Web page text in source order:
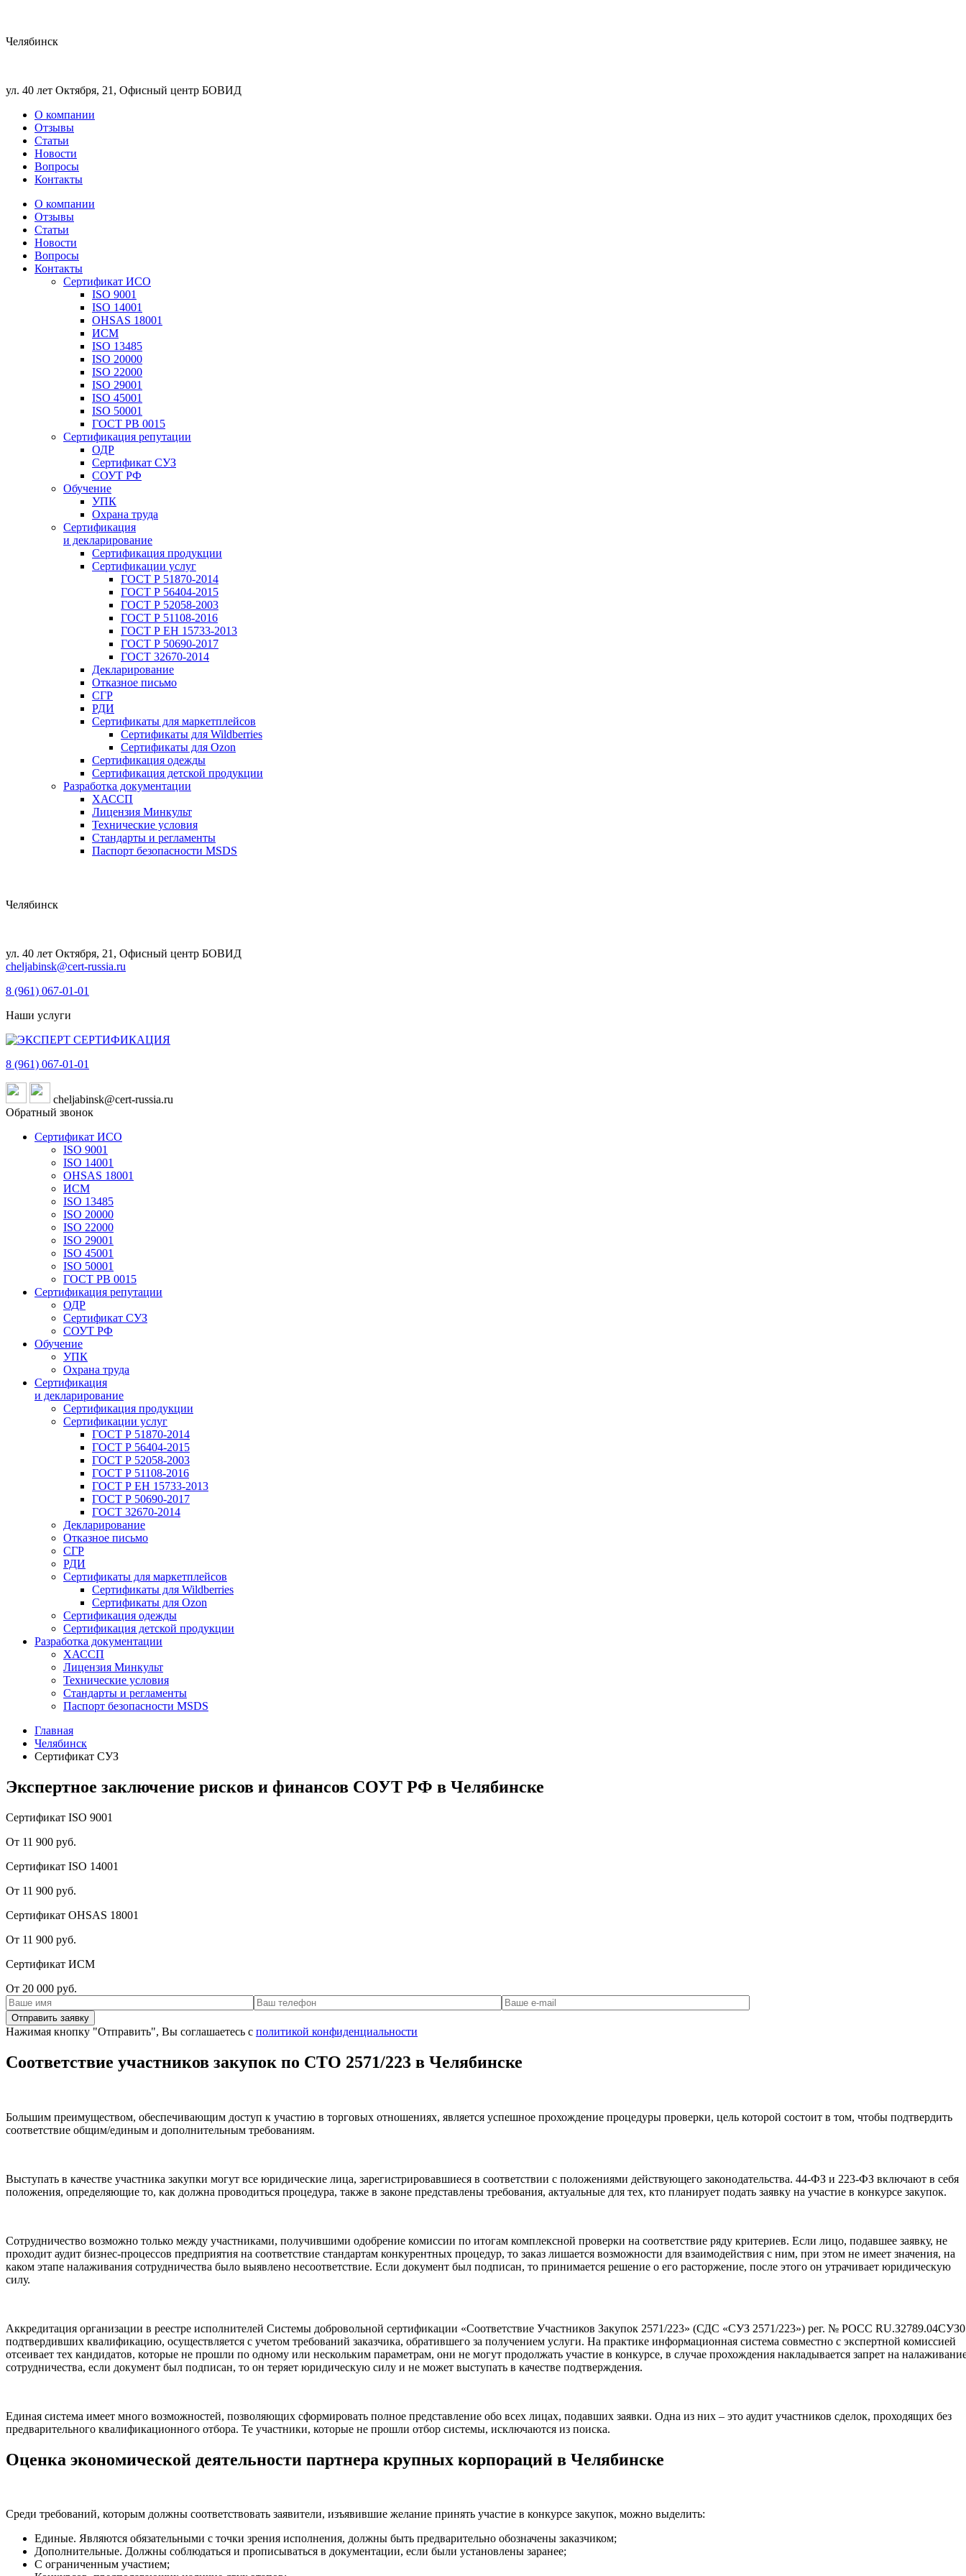
Челябинск
ул. 40 лет Октября, 21, Офисный центр БОВИД
О компании
Отзывы
Статьи
Новости
Вопросы
Контакты
О компании
Отзывы
Статьи
Новости
Вопросы
Контакты
Сертификат ИСО
ISO 9001
ISO 14001
OHSAS 18001
ИСМ
ISO 13485
ISO 20000
ISO 22000
ISO 29001
ISO 45001
ISO 50001
ГОСТ РВ 0015
Сертификация репутации
ОДР
Сертификат СУЗ
СОУТ РФ
Обучение
УПК
Охрана труда
Сертификация
и декларирование
Сертификация продукции
Сертификации услуг
ГОСТ Р 51870-2014
ГОСТ Р 56404-2015
ГОСТ Р 52058-2003
ГОСТ Р 51108-2016
ГОСТ Р ЕН 15733-2013
ГОСТ Р 50690-2017
ГОСТ 32670-2014
Декларирование
Отказное письмо
СГР
РДИ
Сертификаты для маркетплейсов
Сертификаты для Wildberries
Сертификаты для Ozon
Сертификация одежды
Сертификация детской продукции
Разработка документации
ХАССП
Лицензия Минкульт
Технические условия
Стандарты и регламенты
Паспорт безопасности MSDS
Челябинск
ул. 40 лет Октября, 21, Офисный центр БОВИД
cheljabinsk@cert-russia.ru
8 (961) 067-01-01
Наши услуги
8 (961) 067-01-01
cheljabinsk@cert-russia.ru
Обратный звонок
Сертификат ИСО
ISO 9001
ISO 14001
OHSAS 18001
ИСМ
ISO 13485
ISO 20000
ISO 22000
ISO 29001
ISO 45001
ISO 50001
ГОСТ РВ 0015
Сертификация репутации
ОДР
Сертификат СУЗ
СОУТ РФ
Обучение
УПК
Охрана труда
Сертификация
и декларирование
Сертификация продукции
Сертификации услуг
ГОСТ Р 51870-2014
ГОСТ Р 56404-2015
ГОСТ Р 52058-2003
ГОСТ Р 51108-2016
ГОСТ Р ЕН 15733-2013
ГОСТ Р 50690-2017
ГОСТ 32670-2014
Декларирование
Отказное письмо
СГР
РДИ
Сертификаты для маркетплейсов
Сертификаты для Wildberries
Сертификаты для Ozon
Сертификация одежды
Сертификация детской продукции
Разработка документации
ХАССП
Лицензия Минкульт
Технические условия
Стандарты и регламенты
Паспорт безопасности MSDS
Главная
Челябинск
Сертификат СУЗ
Экспертное заключение рисков и финансов СОУТ РФ в Челябинске
Сертификат ISO 9001
От 11 900 руб.
Сертификат ISO 14001
От 11 900 руб.
Сертификат OHSAS 18001
От 11 900 руб.
Сертификат ИСМ
От 20 000 руб.
Нажимая кнопку "Отправить", Вы соглашаетесь с политикой конфиденциальности
Соответствие участников закупок по СТО 2571/223 в Челябинске
Большим преимуществом, обеспечивающим доступ к участию в торговых отношениях, является успешное прохождение процедуры проверки, цель которой состоит в том, чтобы подтвердить
соответствие общим/единым и дополнительным требованиям.
Выступать в качестве участника закупки могут все юридические лица, зарегистрировавшиеся в соответствии с положениями действующего законодательства. 44-ФЗ и 223-ФЗ включают в себя
положения, определяющие то, как должна проводиться процедура, также в законе представлены требования, актуальные для тех, кто планирует подать заявку на участие в конкурсе закупок.
Сотрудничество возможно только между участниками, получившими одобрение комиссии по итогам комплексной проверки на соответствие ряду критериев. Если лицо, подавшее заявку, не
проходит аудит бизнес-процессов предприятия на соответствие стандартам конкурентных процедур, то заказ лишается возможности для взаимодействия с ним, при этом не имеет значения, на
каком этапе налаживания сотрудничества было выявлено несоответствие. Если документ был подписан, то принимается решение о его расторжение, после этого он утрачивает юридическую
силу.
Аккредитация организации в реестре исполнителей Системы добровольной сертификации «Соответствие Участников Закупок 2571/223» (СДС «СУЗ 2571/223») рег. № РОСС
подтвердивших квалификацию, осуществляется с учетом требований заказчика, обратившего за получением услуги. На практике информационная система совместно с экспертной комиссией
отсеивает тех кандидатов, которые не прошли по одному или нескольким параметрам, они не могут продолжать участие в конкурсе, в случае прохождения накладывается запрет на
сотрудничества, если документ был подписан, то он теряет юридическую силу и не может выступать в качестве подтверждения.
Единая система имеет много возможностей, позволяющих сформировать полное представление обо всех лицах, подавших заявки. Одна из них – это аудит участников сделок, проходящих без
предварительного квалификационного отбора. Те участники, которые не прошли отбор системы, исключаются из поиска.
Оценка экономической деятельности партнера крупных корпораций в Челябинске
Среди требований, которым должны соответствовать заявители, изъявившие желание принять участие в конкурсе закупок, можно выделить:
Единые. Являются обязательными с точки зрения исполнения, должны быть предварительно обозначены заказчиком;
Дополнительные. Должны соблюдаться и прописываться в документации, если были установлены заранее;
С ограниченным участием;